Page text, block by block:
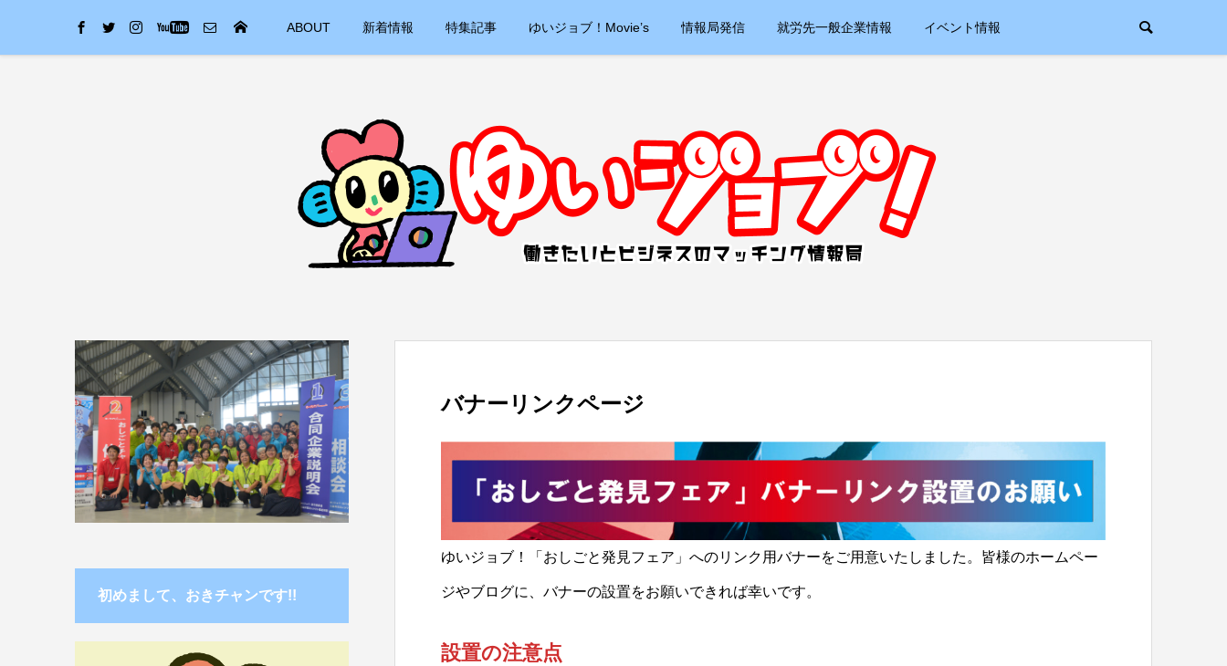
ABOUT 新着情報 特集記事 ゆいジョブ！Movie’s 情報局発信 就労先一般企業情報 イベント情報
バナーリンクページ
ゆいジョブ！「おしごと発見フェア」へのリンク用バナーをご用意いたしました。皆様のホームペー
ジやブログに、バナーの設置をお願いできれば幸いです。
設置の注意点
初めまして、おきチャンです!!